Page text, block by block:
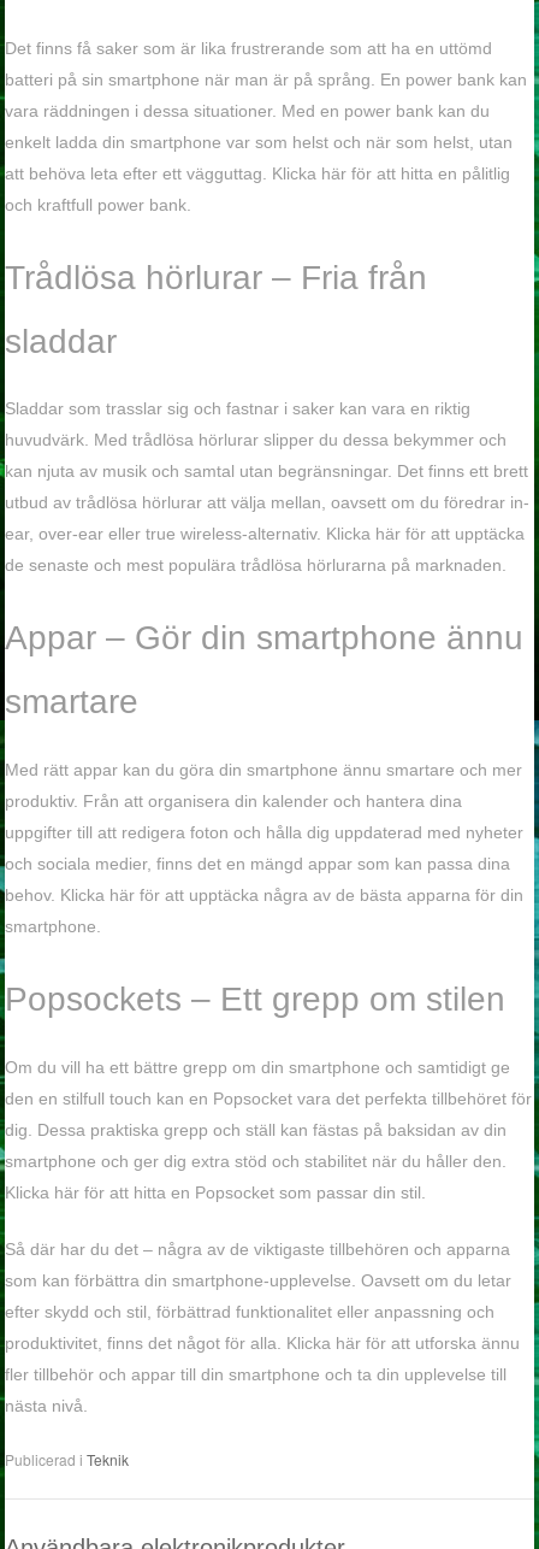
Det finns få saker som är lika frustrerande som att ha en uttömd
batteri på sin smartphone när man är på språng. En power bank kan
vara räddningen i dessa situationer. Med en power bank kan du
enkelt ladda din smartphone var som helst och när som helst, utan
att behöva leta efter ett vägguttag. Klicka här för att hitta en pålitlig
och kraftfull power bank.
Trådlösa hörlurar – Fria från
sladdar
Sladdar som trasslar sig och fastnar i saker kan vara en riktig
huvudvärk. Med trådlösa hörlurar slipper du dessa bekymmer och
kan njuta av musik och samtal utan begränsningar. Det finns ett brett
utbud av trådlösa hörlurar att välja mellan, oavsett om du föredrar in-
ear, over-ear eller true wireless-alternativ. Klicka här för att upptäcka
de senaste och mest populära trådlösa hörlurarna på marknaden.
Appar – Gör din smartphone ännu
smartare
Med rätt appar kan du göra din smartphone ännu smartare och mer
produktiv. Från att organisera din kalender och hantera dina
uppgifter till att redigera foton och hålla dig uppdaterad med nyheter
och sociala medier, finns det en mängd appar som kan passa dina
behov. Klicka här för att upptäcka några av de bästa apparna för din
smartphone.
Popsockets – Ett grepp om stilen
Om du vill ha ett bättre grepp om din smartphone och samtidigt ge
den en stilfull touch kan en Popsocket vara det perfekta tillbehöret för
dig. Dessa praktiska grepp och ställ kan fästas på baksidan av din
smartphone och ger dig extra stöd och stabilitet när du håller den.
Klicka här för att hitta en Popsocket som passar din stil.
Så där har du det – några av de viktigaste tillbehören och apparna
som kan förbättra din smartphone-upplevelse. Oavsett om du letar
efter skydd och stil, förbättrad funktionalitet eller anpassning och
produktivitet, finns det något för alla. Klicka här för att utforska ännu
fler tillbehör och appar till din smartphone och ta din upplevelse till
nästa nivå.
Publicerad iTeknik